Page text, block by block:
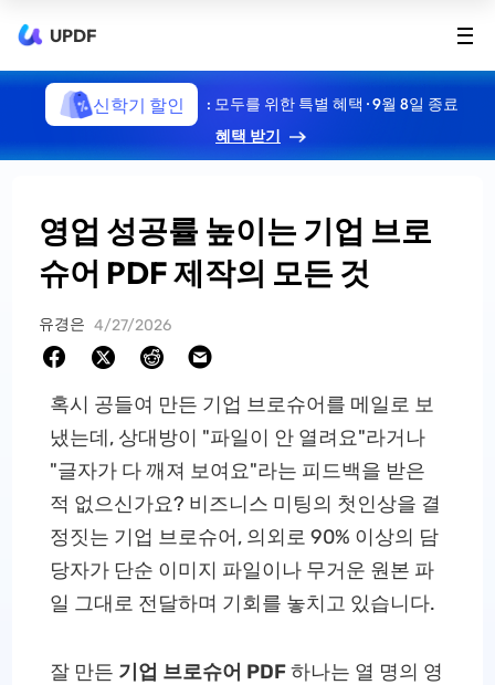
UPDF
신학기 할인
: 모두를 위한 특별 혜택 · 9월 8일 종료
혜택 받기
영업 성공률 높이는 기업 브로
슈어 PDF 제작의 모든 것
유경은 4/27/2026
혹시 공들여 만든 기업 브로슈어를 메일로 보
냈는데, 상대방이 "파일이 안 열려요"라거나
"글자가 다 깨져 보여요"라는 피드백을 받은
적 없으신가요? 비즈니스 미팅의 첫인상을 결
정짓는 기업 브로슈어, 의외로 90% 이상의 담
당자가 단순 이미지 파일이나 무거운 원본 파
일 그대로 전달하며 기회를 놓치고 있습니다.
잘 만든 기업 브로슈어 PDF하나는 열 명의 영